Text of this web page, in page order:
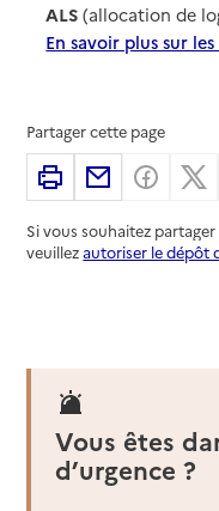
ALS (allocation de
En savoir plus sur
Partager cette page
ImprimerPartager
Si vous souhaitez
veuillezautoriser le dépôt
Vous êtes
d’urgence ?